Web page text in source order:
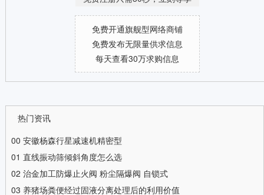
免费开通旗舰型网络商铺
免费发布无限量供求信息
每天查看30万求购信息
热门资讯
00 安徽杨森行星减速机精密型
01 直线振动筛倾斜角度怎么选
02 治金加工防爆止火阀 粉尘隔爆阀 自锁式
03 养猪场粪便经过固液分离处理后的利用价值